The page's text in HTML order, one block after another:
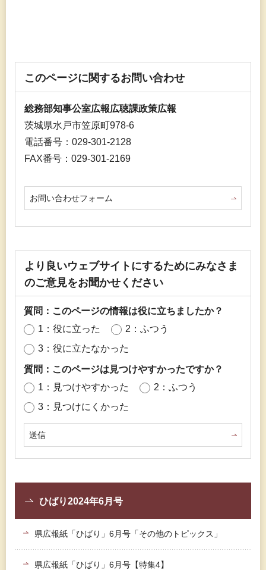
このページに関するお問い合わせ
総務部知事公室広報広聴課政策広報
茨城県水戸市笠原町978-6
電話番号：029-301-2128
FAX番号：029-301-2169
お問い合わせフォーム
より良いウェブサイトにするためにみなさま
のご意見をお聞かせください
質問：このページの情報は役に立ちましたか？
1：役に立った
2：ふつう
3：役に立たなかった
質問：このページは見つけやすかったですか？
1：見つけやすかった
2：ふつう
3：見つけにくかった
ひばり2024年6月号
県広報紙「ひばり」6月号「その他のトピックス」
県広報紙「ひばり」6月号【特集4】